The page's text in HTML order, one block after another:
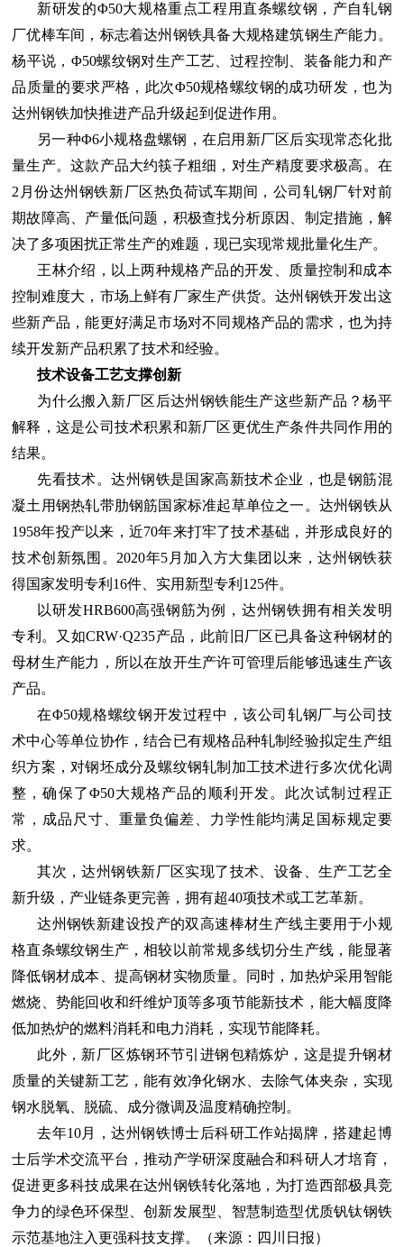
新研发的Φ50大规格重点工程用直条螺纹钢，产自轧钢
厂优棒车间，标志着达州钢铁具备大规格建筑钢生产能力。
杨平说， Φ50螺纹钢对生产工艺、过程控制、装备能力和产
品质量的要求严格，此次Φ50规格螺纹钢的成功研发，也为
达州钢铁加快推进产品升级起到促进作用。
另一种Φ6小规格盘螺钢，在启用新厂区后实现常态化批
量生产。这款产品大约筷子粗细，对生产精度要求极高。在
2月份达州钢铁新厂区热负荷试车期间，公司轧钢厂针对前
期故障高、产量低问题，积极查找分析原因、制定措施，解
决了多项困扰正常生产的难题，现已实现常规批量化生产。
王林介绍，以上两种规格产品的开发、质量控制和成本
控制难度大，市场上鲜有厂家生产供货。达州钢铁开发出这
些新产品，能更好满足市场对不同规格产品的需求，也为持
续开发新产品积累了技术和经验。
技术设备工艺支撑创新
为什么搬入新厂区后达州钢铁能生产这些新产品？杨平
解释，这是公司技术积累和新厂区更优生产条件共同作用的
结果。
先看技术。达州钢铁是国家高新技术企业，也是钢筋混
凝土用钢热轧带肋钢筋国家标准起草单位之一。达州钢铁从
1958年投产以来，近70年来打牢了技术基础，并形成良好的
技术创新氛围。2020年5月加入方大集团以来，达州钢铁获
得国家发明专利16件、实用新型专利125件。
以研发HRB600高强钢筋为例，达州钢铁拥有相关发明
专利。又如CRW·Q235产品，此前旧厂区已具备这种钢材的
母材生产能力，所以在放开生产许可管理后能够迅速生产该
产品。
在Φ50规格螺纹钢开发过程中，该公司轧钢厂与公司技
术中心等单位协作，结合已有规格品种轧制经验拟定生产组
织方案，对钢坯成分及螺纹钢轧制加工技术进行多次优化调
整，确保了Φ50大规格产品的顺利开发。此次试制过程正
常，成品尺寸、重量负偏差、力学性能均满足国标规定要
求。
其次，达州钢铁新厂区实现了技术、设备、生产工艺全
新升级，产业链条更完善，拥有超40项技术或工艺革新。
达州钢铁新建设投产的双高速棒材生产线主要用于小规
格直条螺纹钢生产，相较以前常规多线切分生产线，能显著
降低钢材成本、提高钢材实物质量。同时，加热炉采用智能
燃烧、势能回收和纤维炉顶等多项节能新技术，能大幅度降
低加热炉的燃料消耗和电力消耗，实现节能降耗。
此外，新厂区炼钢环节引进钢包精炼炉，这是提升钢材
质量的关键新工艺，能有效净化钢水、去除气体夹杂，实现
钢水脱氧、脱硫、成分微调及温度精确控制。
去年10月，达州钢铁博士后科研工作站揭牌，搭建起博
士后学术交流平台，推动产学研深度融合和科研人才培育，
促进更多科技成果在达州钢铁转化落地，为打造西部极具竞
争力的绿色环保型、创新发展型、智慧制造型优质钒钛钢铁
示范基地注入更强科技支撑。（来源：四川日报）